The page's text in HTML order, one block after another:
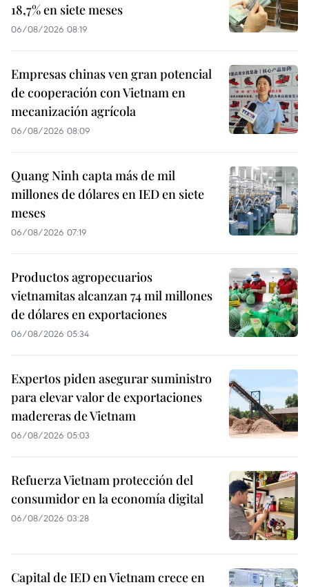
18,7% en siete meses
06/08/2026 08:19
Empresas chinas ven gran potencial
de cooperación con Vietnam en
mecanización agrícola
06/08/2026 08:09
Quang Ninh capta más de mil
millones de dólares en IED en siete
meses
06/08/2026 07:19
Productos agropecuarios
vietnamitas alcanzan 74 mil millones
de dólares en exportaciones
06/08/2026 05:34
Expertos piden asegurar suministro
para elevar valor de exportaciones
madereras de Vietnam
06/08/2026 05:03
Refuerza Vietnam protección del
consumidor en la economía digital
06/08/2026 03:28
Capital de IED en Vietnam crece en